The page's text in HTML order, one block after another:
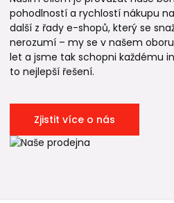
pohodlností a rychlostí nákupu
další z řady e-shopů, který se
nerozumí – my se v našem
let a jsme tak schopni každému
to nejlepší řešení.
Zjistit více o nás